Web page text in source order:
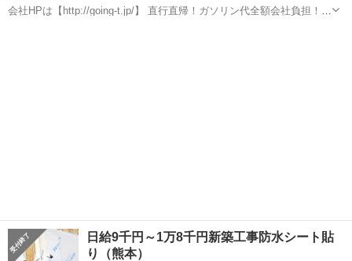
会社HPは【http://going-t.jp/】 直行直帰！ガソリン代全額会社負担！未
日給9千円～1万8千円新築工事防水シート貼
り（熊本）